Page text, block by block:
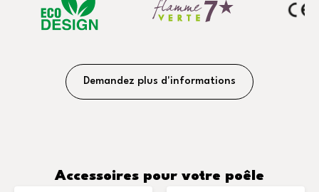
Demandez plus d'informations
Accessoires pour votre poêle